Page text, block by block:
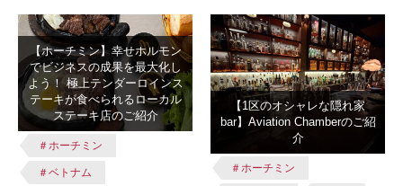
【ホーチミン】幸せホルモン
でビジネスの成果を最大化し
よう！ 極上テンダーロインス
テーキが食べられるローカル
ステーキ店のご紹介
＃ホーチミン
＃ベトナム
【1区のオシャレな隠れ家
bar】Aviation Chamberのご紹
介
＃ホーチミン